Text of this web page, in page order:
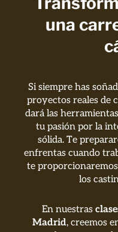
una
Si siempre has
proyectos reales de
dará las
tu pasión por la
sólida. Te
enfrentas cuando
te
los
En nuestras
Madrid, creemos